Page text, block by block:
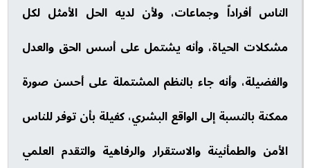
الناس أفراداً وجماعات، ولأن لديه الحل الأمثل لكل
مشكلات الحياة، وأنه يشتمل على أسس الحق والعدل
والفضيلة، وأنه جاء بالنظم المشتملة على أحسن صورة
ممكنة بالنسبة إلى الواقع البشري، كفيلة بأن توفر للناس
الأمن والطمأنينة والاستقرار والرفاهية والتقدم العلمي